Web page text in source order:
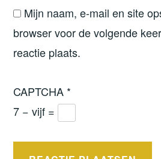
Mijn naam, e-mail en site
browser voor de volgende
reactie plaats.
CAPTCHA *
7 − vijf =